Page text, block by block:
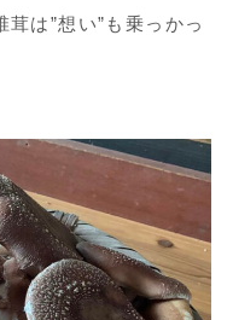
は”想い”も乗っかっ